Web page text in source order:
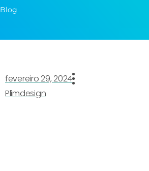
Blog
fevereiro 29, 2024
Plimdesign